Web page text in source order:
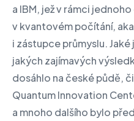
a IBM, jež v rámci
v kvantovém počítání,
i zástupce průmyslu.
jakých zajímavých
dosáhlo na české půdě,
Quantum Innovation
a mnoho dalšího bylo